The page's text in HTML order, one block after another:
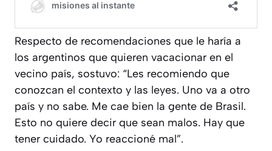
Respecto de recomendaciones que le haría a
los argentinos que quieren vacacionar en el
vecino país, sostuvo: “Les recomiendo que
conozcan el contexto y las leyes. Uno va a otro
país y no sabe. Me cae bien la gente de Brasil.
Esto no quiere decir que sean malos. Hay que
tener cuidado. Yo reaccioné mal”.